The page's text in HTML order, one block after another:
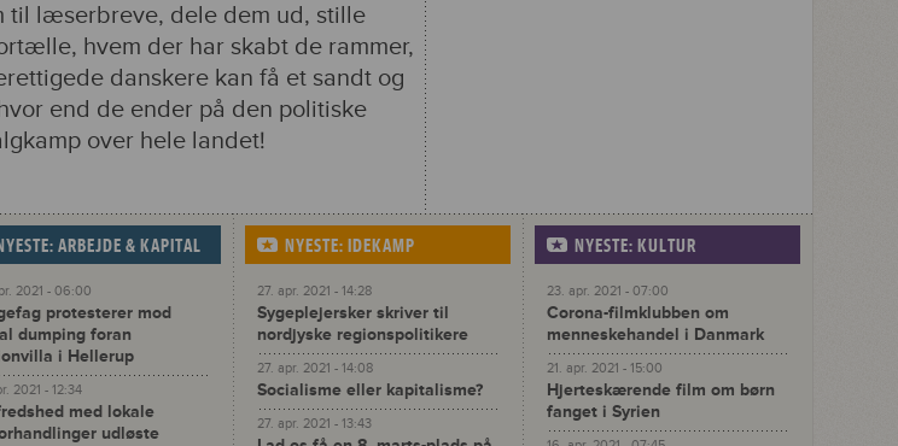
til læserbreve, dele dem ud, stille
hvem der har skabt de rammer,
danskere kan få et sandt og
end de ender på den politiske
over hele landet!
ARBEJDE & KAPITAL
2021 - 06:00
protesterer mod
dumping foran
i Hellerup
2021 - 12:34
med lokale
udløste
NYESTE: IDEKAMP
27. apr. 2021 - 14:28
Sygeplejersker skriver til
nordjyske regionspolitikere
27. apr. 2021 - 14:08
Socialisme eller kapitalisme?
27. apr. 2021 - 13:43
NYESTE: KULTUR
23. apr. 2021 - 07:00
Corona-filmklubben om
menneskehandel i Danmark
21. apr. 2021 - 15:00
Hjerteskærende film om børn
fanget i Syrien